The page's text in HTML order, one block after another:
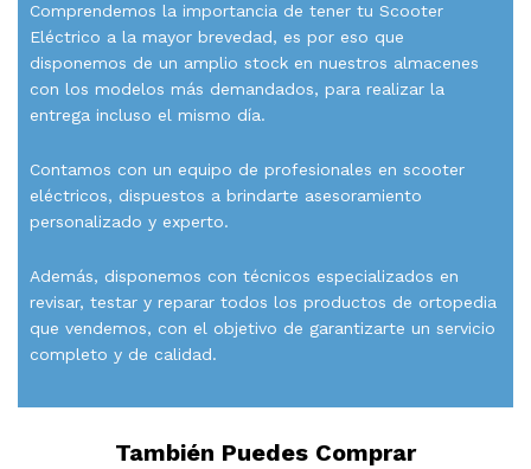
Comprendemos la importancia de tener tu Scooter
Eléctrico a la mayor brevedad, es por eso que
disponemos de un amplio stock en nuestros almacenes
con los modelos más demandados, para realizar la
entrega incluso el mismo día.
Contamos con un equipo de profesionales en scooter
eléctricos, dispuestos a brindarte asesoramiento
personalizado y experto.
Además, disponemos con técnicos especializados en
revisar, testar y reparar todos los productos de ortopedia
que vendemos, con el objetivo de garantizarte un servicio
completo y de calidad.
También Puedes Comprar